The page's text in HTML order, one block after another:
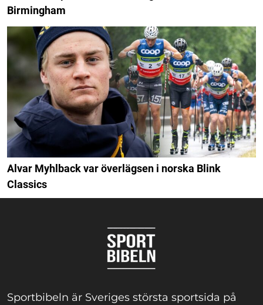
Birmingham
Alvar Myhlback var överlägsen i norska Blink
Classics
Sportbibeln är Sveriges största sportsida på